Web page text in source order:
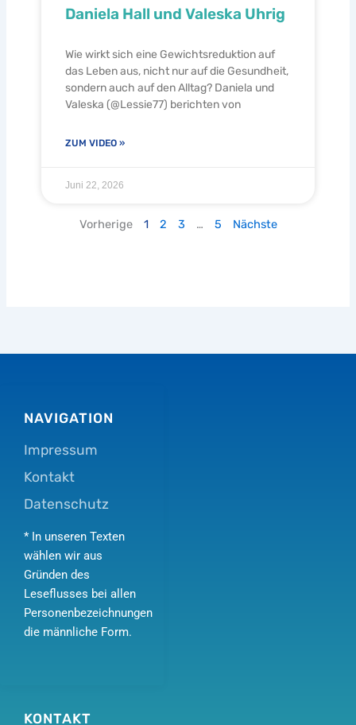
Daniela Hall und Valeska Uhrig
Wie wirkt sich eine Gewichtsreduktion auf
das Leben aus, nicht nur auf die Gesundheit,
sondern auch auf den Alltag? Daniela und
Valeska (@Lessie77) berichten von
ZUM VIDEO »
Juni 22, 2026
Vorherige 1 2 3 … 5 Nächste
KONTAKT
NAVIGATION
Impressum
Kontakt
Datenschutz
* In unseren Texten
wählen wir aus
Gründen des
Leseflusses bei allen
Personenbezeichnungen
die männliche Form.